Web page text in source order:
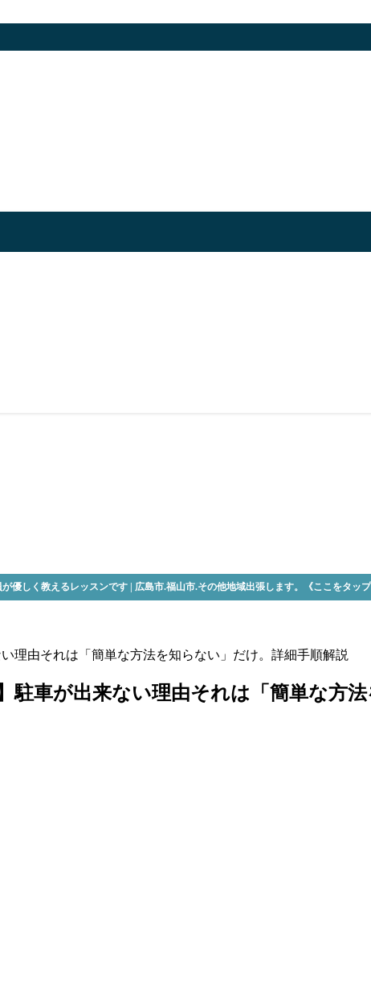
優しく教えるレッスンです | 広島市.福山市.その他地域出張します。《ここをタッ
理由それは「簡単な方法を知らない」だけ。詳細手順解説
駐車が出来ない理由それは「簡単な方